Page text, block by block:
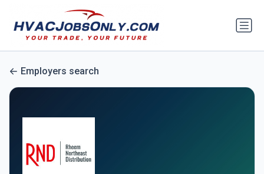
Employers search